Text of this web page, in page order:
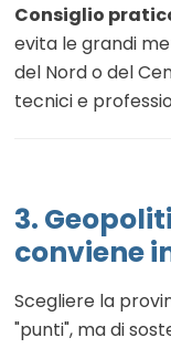
Consiglio
evita le grandi
del Nord o del
tecnici e
3.
conviene
Scegliere la
"punti", ma di